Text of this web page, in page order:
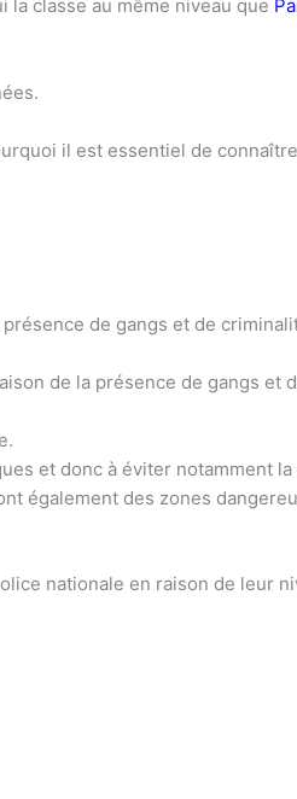
la classe au même niveau que
il est essentiel de
de gangs et de
de la présence de gangs et
et donc à éviter notamment la
également des zones
nationale en raison de leur